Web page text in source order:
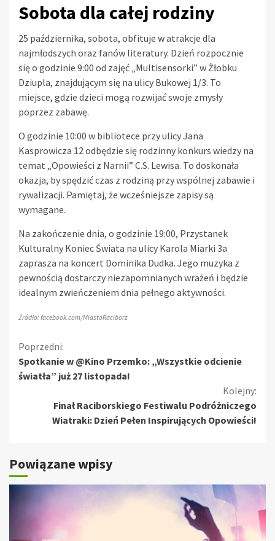
Sobota dla całej rodziny
25 października, sobota, obfituje w atrakcje dla
najmłodszych oraz fanów literatury. Dzień rozpocznie
się o godzinie 9:00 od zajęć „Multisensorki” w Żłobku
Dziupla, znajdującym się na ulicy Bukowej 1/3. To
miejsce, gdzie dzieci mogą rozwijać swoje zmysły
poprzez zabawę.
O godzinie 10:00 w bibliotece przy ulicy Jana
Kasprowicza 12 odbędzie się rodzinny konkurs wiedzy na
temat „Opowieści z Narnii” C.S. Lewisa. To doskonała
okazja, by spędzić czas z rodziną przy wspólnej zabawie i
rywalizacji. Pamiętaj, że wcześniejsze zapisy są
wymagane.
Na zakończenie dnia, o godzinie 19:00, Przystanek
Kulturalny Koniec Świata na ulicy Karola Miarki 3a
zaprasza na koncert Dominika Dudka. Jego muzyka z
pewnością dostarczy niezapomnianych wrażeń i będzie
idealnym zwieńczeniem dnia pełnego aktywności.
Źródło: facebook.com/MiastoRaciborz
Kontynuuj
czytanie
Poprzedni:
Spotkanie w @Kino Przemko: „Wszystkie odcienie
światła” już 27 listopada!
Kolejny:
Finał Raciborskiego Festiwalu Podróżniczego
Wiatraki: Dzień Pełen Inspirujących Opowieści!
Powiązane wpisy